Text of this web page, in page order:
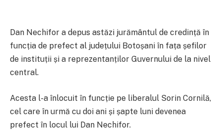
Dan Nechifor a depus astăzi jurământul de credință în
funcția de prefect al județului Botoșani în fața șefilor
de instituții și a reprezentanților Guvernului de la nivel
central.
Acesta l-a înlocuit în funcție pe liberalul Sorin Cornilă,
cel care în urmă cu doi ani și șapte luni devenea
prefect în locul lui Dan Nechifor.